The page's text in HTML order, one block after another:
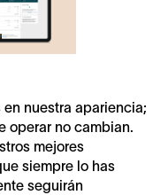
nuestra apariencia;
operar no cambian.
mejores
siempre lo has
seguirán